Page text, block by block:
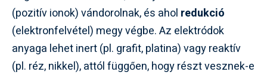
(pozitív ionok) vándorolnak, és ahol redukció
(elektronfelvétel) megy végbe. Az elektródok
anyaga lehet inert (pl. grafit, platina) vagy reaktív
(pl. réz, nikkel), attól függően, hogy részt vesznek-e